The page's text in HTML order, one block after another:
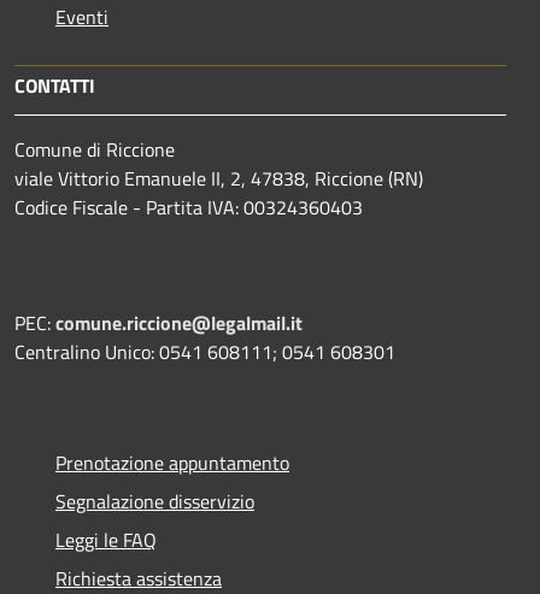
Eventi
CONTATTI
Comune di Riccione
viale Vittorio Emanuele II, 2, 47838, Riccione (RN)
Codice Fiscale - Partita IVA: 00324360403
PEC:comune.riccione@legalmail.it
Centralino Unico: 0541 608111; 0541 608301
Prenotazione appuntamento
Segnalazione disservizio
Leggi le FAQ
Richiesta assistenza